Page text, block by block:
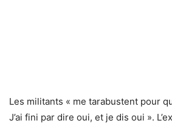
Les militants « me tarabustent pour
J’ai fini par dire oui, et je dis oui ».